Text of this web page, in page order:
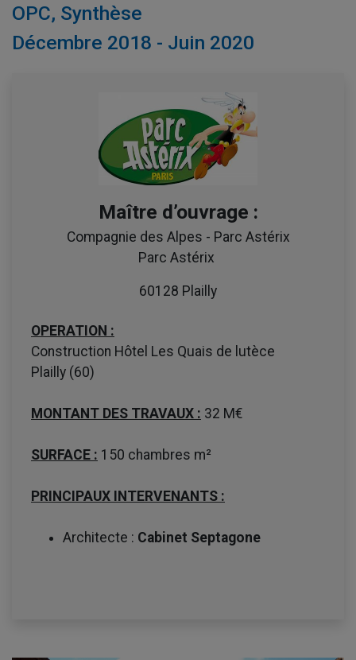
OPC, Synthèse
Décembre 2018 - Juin 2020
Maître d’ouvrage :
Compagnie des Alpes - Parc Astérix
Parc Astérix
60128 Plailly
OPERATION :
Construction Hôtel Les Quais de lutèce
Plailly (60)
MONTANT DES TRAVAUX : 32 M€
SURFACE : 150 chambres m²
PRINCIPAUX INTERVENANTS :
Architecte : Cabinet Septagone